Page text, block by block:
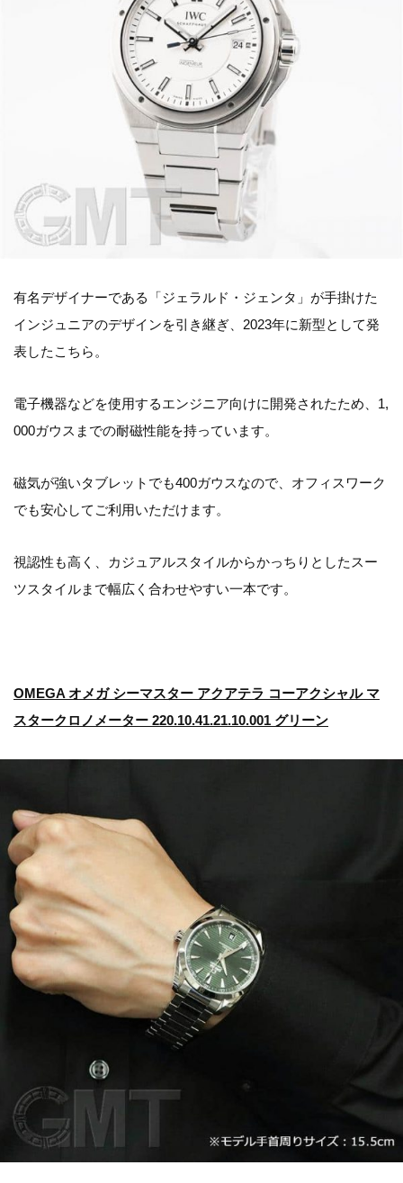
有名デザイナーである「ジェラルド・ジェンタ」が手掛けた
インジュニアのデザインを引き継ぎ、2023年に新型として発
表したこちら。
電子機器などを使用するエンジニア向けに開発されたため、1,
000ガウスまでの耐磁性能を持っています。
磁気が強いタブレットでも400ガウスなので、オフィスワーク
でも安心してご利用いただけます。
視認性も高く、カジュアルスタイルからかっちりとしたスー
ツスタイルまで幅広く合わせやすい一本です。
OMEGA オメガ シーマスター アクアテラ コーアクシャル マ
スタークロノメーター 220.10.41.21.10.001 グリーン